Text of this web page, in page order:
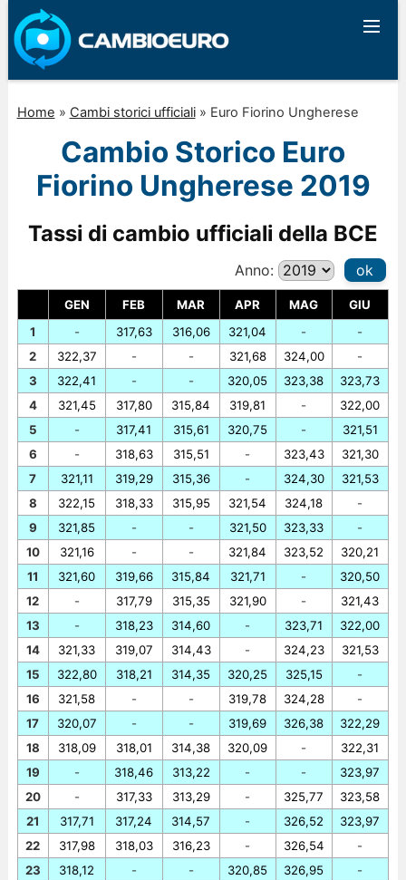
Home » Cambi storici ufficiali» Euro Fiorino Ungherese
Cambio Storico Euro
Fiorino Ungherese 2019
Tassi di cambio ufficiali della BCE
Anno: ok
GEN FEB MAR APR MAG
GIU
1
2
3
4
5
6
7
8
9
10
11
12
13
14
15
16
17
18
19
20
21
22
23
-
322,37
322,41
321,45
-
-
321,11
322,15
321,85
321,16
321,60
-
-
321,33
322,80
321,58
320,07
318,09
-
-
317,71
317,98
318,12
317,63
-
-
317,80
317,41
318,63
319,29
318,33
-
-
319,66
317,79
318,23
319,07
318,21
-
-
318,01
318,46
317,33
317,24
318,03
-
316,06
-
-
315,84
315,61
315,51
315,36
315,95
-
-
315,84
315,35
314,60
314,43
314,35
-
-
314,38
313,22
313,29
314,57
316,23
-
321,04
321,68
320,05
319,81
320,75
-
-
321,54
321,50
321,84
321,71
321,90
-
-
320,25
319,78
319,69
320,09
-
-
-
-
320,85
-
324,00
323,38
-
-
323,43
324,30
324,18
323,33
323,52
-
-
323,71
324,23
325,15
324,28
326,38
-
-
325,77
326,52
326,54
326,95
-
-
323,73
322,00
321,51
321,30
321,53
-
-
320,21
320,50
321,43
322,00
321,53
-
-
322,29
322,31
323,97
323,58
323,97
-
-